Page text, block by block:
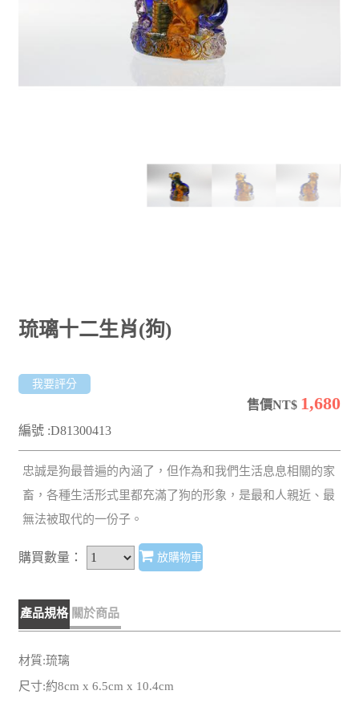
琉璃十二生肖(狗)
我要評分
售價NT$ 1,680
編號 :D81300413
忠誠是狗最普遍的內涵了，但作為和我們生活息息相關的家
畜，各種生活形式里都充滿了狗的形象，是最和人親近、最
無法被取代的一份子。
購買數量： 放購物車
產品規格 關於商品
材質:琉璃
尺寸:約8cm x 6.5cm x 10.4cm